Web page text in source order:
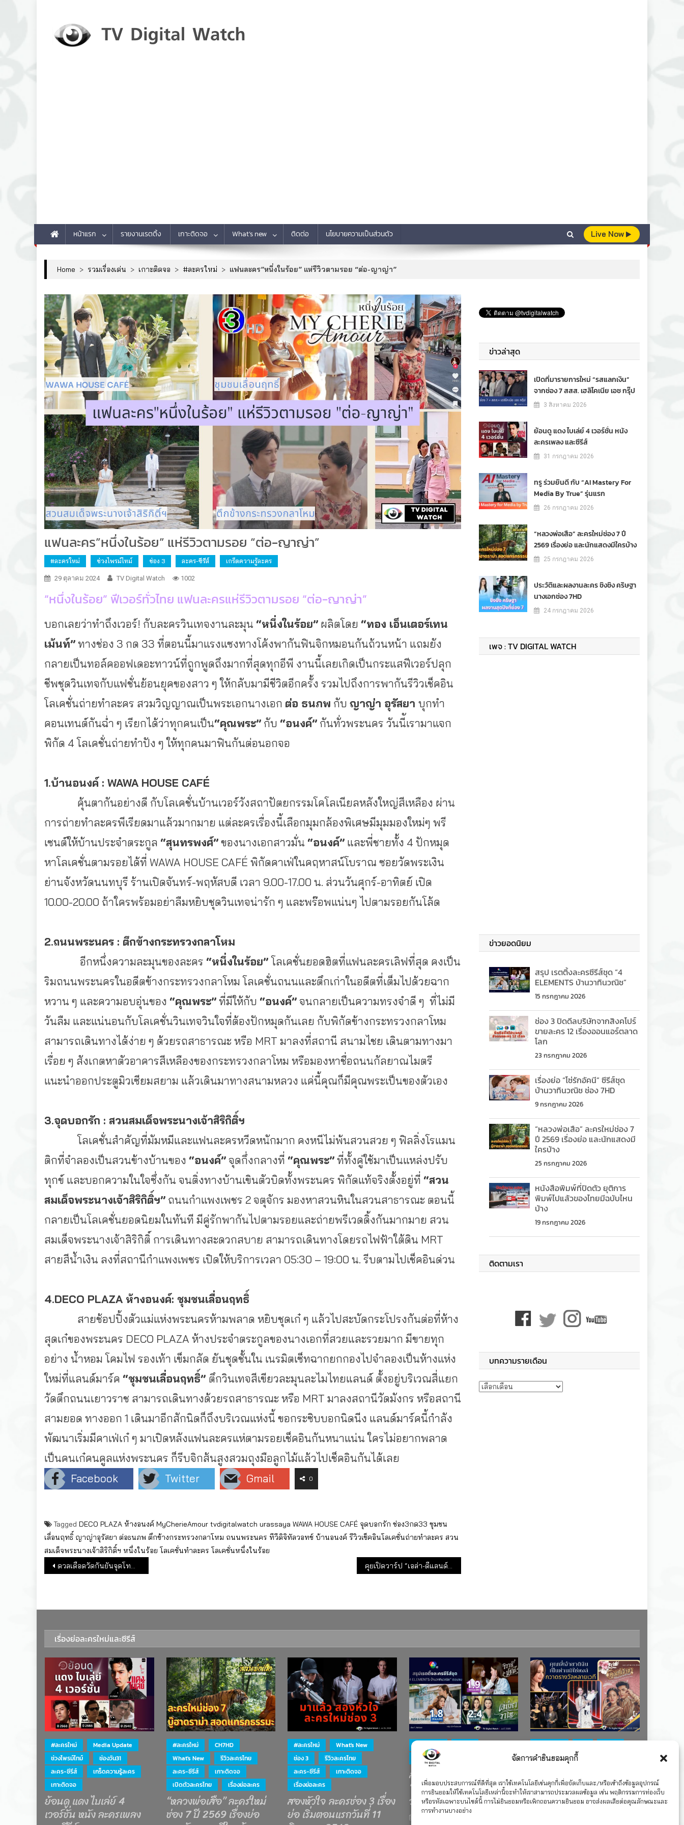
จัดการคำยินยอมคุกกี้
เพื่อมอบประสบการณ์ที่ดีที่สุด เราใช้เทคโนโลยีเช่นคุกกี้เพื่อจัดเก็บและ/หรือเข้าถึงข้อมูลอุปกรณ์
การยินยอมให้ใช้เทคโนโลยีเหล่านี้จะทำให้เราสามารถประมวลผลข้อมูล เช่น พฤติกรรมการท่องเว็บ
หรือรหัสเฉพาะบนไซต์นี้ การไม่ยินยอมหรือเพิกถอนความยินยอม อาจส่งผลเสียต่อคุณลักษณะและ
การทำงานบางอย่าง
หน้าแรก รายงานเรตติ้ง เกาะติดจอ What’s new ติดต่อ นโยบายความเป็นส่วนตัว Live Now
Home > รวมเรื่องเด่น > เกาะติดจอ > #ละครใหม่ > แฟนละคร”หนึ่งในร้อย” แห่รีวิวตามรอย “ต่อ-ญาญ่า”
แฟนละคร”หนึ่งในร้อย” แห่รีวิวตามรอย “ต่อ-ญาญ่า”
#ละครใหม่ ช่วงไพรม์ไทม์ ช่อง 3 ละคร-ซีรีส์ เกร็ดความรู้ละคร
29 ตุลาคม 2024 TV Digital Watch 1002
“หนึ่งในร้อย” ฟีเวอร์ทั่วไทย แฟนละครแห่รีวิวตามรอย “ต่อ-ญาญ่า”
บอกเลยว่าทำถึงเวอร์! กับละครวินเทจงานละมุน “หนึ่งในร้อย” ผลิตโดย “ทอง เอ็นเตอร์เทน
เม้นท์”ทางช่อง 3 กด 33 ที่ตอนนี้มาแรงแซงทางโค้งพากันฟินจิกหมอนกันถ้วนหน้า แถมยัง
กลายเป็นทอล์คออฟเดอะทาวน์ที่ถูกพูดถึงมากที่สุดทุกอีพี งานนี้เลยเกิดเป็นกระแสฟีเวอร์ปลุก
ชีพชุดวินเทจกับแฟชั่นย้อนยุคของสาว ๆ ให้กลับมามีชีวิตอีกครั้ง รวมไปถึงการพากันรีวิวเช็คอิน
โลเคชั่นถ่ายทำละคร สวมวิญญาณเป็นพระเอกนางเอก ต่อ ธนภพ กับ ญาญ่า อุรัสยา บุกทำ
คอนเทนต์กันฉ่ำ ๆ เรียกได้ว่าทุกคนเป็น“คุณพระ” กับ “อนงค์” กันทั่วพระนคร วันนีัเรามาแจก
พิกัด 4 โลเคชั่นถ่ายทำปัง ๆ ให้ทุกคนมาฟินกันต่อนอกจอ
1.บ้านอนงค์ : WAWA HOUSE CAFÉ
คุ้นตากันอย่างดี กับโลเคชั่นบ้านเวอร์วังสถาปัตยกรรมโคโลเนียลหลังใหญ่สีเหลือง ผ่าน
การถ่ายทำละครพีเรียดมาแล้วมากมาย แต่ละครเรื่องนี้เลือกมุมกล้องพิเศษมีมุมมองใหม่ๆ พรี
เซนต์ให้บ้านประจำตระกูล “สุนทรพงศ์”ของนางเอกสาวมั่น “อนงค์” และพี่ชายทั้ง 4 ปักหมุด
หาโลเคชั่นตามรอยได้ที่ WAWA HOUSE CAFÉ พิกัดคาเฟ่ในคฤหาสน์โบราณ ซอยวัดพระเงิน
ย่านจังหวัดนนทบุรี ร้านเปิดจันทร์-พฤหัสบดี เวลา 9.00-17.00 น. ส่วนวันศุกร์-อาทิตย์ เปิด
10.00-20.00 ถ้าใครพร้อมอย่าลืมหยิบชุดวินเทจน่ารัก ๆ และพร๊อพแน่นๆ ไปตามรอยกันโล้ด
2.ถนนพระนคร : ตึกข้างกระทรวงกลาโหม
อีกหนึ่งความละมุนของละคร “หนึ่งในร้อย”โลเคชั่นยอดฮิตที่แฟนละครเลิฟที่สุด คงเป็น
ริมถนนพระนครในอดีตข้างกระทรวงกลาโหม โลเคชั่นถนนและตึกเก่าในอดีตที่เต็มไปด้วยฉาก
หวาน ๆ และความอบอุ่นของ “คุณพระ”ที่มีให้กับ “อนงค์”จนกลายเป็นความทรงจำดี ๆ ที่ไม่มี
วันลืม และแน่นอนกับโลเคชั่นวินเทจวินใจที่ต้องปักหมุดกันเลย กับพิกัดข้างกระทรวงกลาโหม
สามารถเดินทางได้ง่าย ๆ ด้วยรถสาธารณะ หรือ MRT มาลงที่สถานี สนามไชย เดินตามทางมา
เรื่อย ๆ สังเกตหาตัวอาคารสีเหลืองของกระทรวงกลาโหม หรือมองหาชื่อถนนกัลยาณไมตรี
แนะนำออกประตูมิวเซียมสยาม แล้วเดินมาทางสนามหลวง แค่นี้คุณก็มีคุณพระเป็นของตัวเอง
3.จุดบอกรัก : สวนสมเด็จพระนางเจ้าสิริกิติ์ฯ
โลเคชั่นสำคัญที่มัมหมีและแฟนละครหวีดหนักมาก คงหนีไม่พ้นสวนสวย ๆ ฟิลลิ่งโรแมน
ติกที่จำลองเป็นสวนข้างบ้านของ “อนงค์”จุดกึ่งกลางที่ “คุณพระ”ที่ทั้งคู่ใช้มาเป็นแหล่งปรับ
ทุกข์ และบอกความในใจซึ่งกัน จนติ่งทางบ้านเขินตัวบิดทั้งพระนคร พิกัดแท้จริงตั้งอยู่ที่ “สวน
สมเด็จพระนางเจ้าสิริกิติ์ฯ” ถนนกำแพงเพชร 2 จตุจักร มองหาสวนหินในสวนสาธารณะ ตอนนี้
กลายเป็นโลเคชั่นยอดนิยมในทันที มีคู่รักพากันไปตามรอยและถ่ายพรีเวดดิ้งกันมากมาย สวน
สมเด็จพระนางเจ้าสิริกิติ์ การเดินทางสะดวกสบาย สามารถเดินทางโดยรถไฟฟ้าใต้ดิน MRT
สายสีน้ำเงิน ลงที่สถานีกำแพงเพชร เปิดให้บริการเวลา 05:30 – 19:00 น. รีบตามไปเช็คอินด่วน
4.DECO PLAZA ห้างอนงค์: ชุมชนเลื่อนฤทธิ์
สายช้อปปิ้งตัวแม่แห่งพระนครห้ามพลาด หยิบชุดเก๋ ๆ แล้วไปสะบัดกระโปรงกันต่อที่ห้าง
สุดเก๋ของพระนคร DECO PLAZA ห้างประจำตระกูลของนางเอกที่สวยและรวยมาก มีขายทุก
อย่าง น้ำหอม โคมไฟ รองเท้า เข็มกลัด ยันชุดชั้นใน เนรมิตเซ็ทฉากยกกองไปจำลองเป็นห้างแห่ง
ใหม่ที่แลนด์มาร์ค “ชุมชนเลื่อนฤทธิ์” ตึกวินเทจสีเขียวละมุนละไมไทยแลนด์ ตั้งอยู่บริเวณสี่แยก
วัดตึกถนนเยาวราช สามารถเดินทางด้วยรถสาธารณะ หรือ MRT มาลงสถานีวัดมังกร หรือสถานี
สามยอด ทางออก 1 เดินมาอีกสักนิดก็ถึงบริเวณแห่งนี้ ขอกระซิบบอกนิดนีง แลนด์มาร์คนี้กำลัง
พัฒนาเริ่มมีคาเฟ่เก๋ ๆ มาเปิดหลังแฟนละครแห่ตามรอยเช็คอินกันหนาแน่น ใครไม่อยากพลาด
เป็นคนเก๋คนคูลแห่งพระนคร ก็รีบจิกส้นสูงสวมถุงมือลูกไม้แล้วไปเช็คอินกันได้เลย
Facebook
Twitter Gmail 0
Tagged DECO PLAZA ห้างอนงค์ MyCherieAmour tvdigitalwatch urassaya WAWA HOUSE CAFÉ จุดบอกรัก ช่อง3กด33 ชุมชน
เลื่อนฤทธิ์ ญาญ่าอุรัสยา ต่อธนภพ ตึกข้างกระทรวงกลาโหม ถนนพระนคร ทีวีดิจิทัลวอทช์ บ้านอนงค์ รีวิวเช็คอินโลเคชั่นถ่ายทำละคร สวน
สมเด็จพระนางเจ้าสิริกิติ์ฯ หนึ่งในร้อย โลเคชั่นทำละคร โลเคชั่นหนึ่งในร้อย
แนะแนวเรื่อง
ดวลเดือดวัดกันยันจุดโทษ “เทพศิรินทร์-ราชวินิตบางแก้ว-วชิราลัย-สวนป่าเขาชะอางค์” ได้ไปต่อ คุยเปิดวาร์ป “เอล่า-ดีแลนด์” THAI SUPERMODEL 2024
ข่าวล่าสุด
เปิดที่มารายการใหม่ “รสแลกเงิน”
จากช่อง 7 สสส. เฮลิโคเนีย เอช กรุ๊ป
3 สิงหาคม 2026
ย้อนดู แดง ไบเล่ย์ 4 เวอร์ชั่น หนัง
ละครเพลง และซีรีส์
31 กรกฎาคม 2026
ทรู ร่วมยินดี กับ “AI Mastery For
Media By True” รุ่นแรก
26 กรกฎาคม 2026
“หลวงพ่อเสือ” ละครใหม่ช่อง 7 ปี
2569 เรื่องย่อ และนักแสดงมีใครบ้าง
25 กรกฎาคม 2026
ประวัติและผลงานละคร ชิงชิง คริษฐา
นางเอกช่อง 7HD
24 กรกฎาคม 2026
เพจ : TV DIGITAL WATCH
ข่าวยอดนิยม
สรุป เรตติ้งละครซีรีส์ชุด “4
ELEMENTS บ้านวาทินวณิช”
15 กรกฎาคม 2026
ช่อง 3 ปิดดีลบริษัทจากสิงคโปร์
ขายละคร 12 เรื่องออนแอร์ตลาด
โลก
23 กรกฎาคม 2026
เรื่องย่อ “โซ่รักอัคนี” ซีรีส์ชุด
บ้านวาทินวณิช ช่อง 7HD
9 กรกฎาคม 2026
“หลวงพ่อเสือ” ละครใหม่ช่อง 7
ปี 2569 เรื่องย่อ และนักแสดงมี
ใครบ้าง
25 กรกฎาคม 2026
หนังสือพิมพ์ที่ปิดตัว ยุติการ
พิมพ์ไปแล้วของไทยมีฉบับไหน
บ้าง
19 กรกฎาคม 2026
ติดตามเรา
บทความรายเดือน
บทความรายเดือน
เรื่องย่อละครใหม่และซีรีส์
#ละครใหม่
Media Update
ช่วงไพรม์ไทม์
ช่องวัน31
ละคร-ซีรีส์
เกร็ดความรู้ละคร
เกาะติดจอ
ย้อนดู แดง ไบเล่ย์ 4
เวอร์ชั่น หนัง ละครเพลง
#ละครใหม่
CH7HD
What's New
รีวิวละครไทย
ละคร-ซีรีส์
เกาะติดจอ
เปิดตัวละครไทย
เรื่องย่อละคร
“หลวงพ่อเสือ” ละครใหม่
ช่อง 7 ปี 2569 เรื่องย่อ
#ละครใหม่
What's New
ช่อง 3
รีวิวละครไทย
ละคร-ซีรีส์
เกาะติดจอ
เรื่องย่อละคร
สองหัวใจ ละครช่อง 3 เรื่อง
ย่อ เริ่มตอนแรกวันที่ 11
ละคร-ซีรีส์
สรุป เรตติ้งละครซีรีส์ชุด
“4 ELEMENTS บ้านวาทิน
วณิช”
รางวัล
ละคร-ซีรีส์
”คุณพี่เจ้าขาดิฉันเป็น
ห่านมิใช่หงส์” กวาดรางวัล
เพียบ จาก 8 เวที